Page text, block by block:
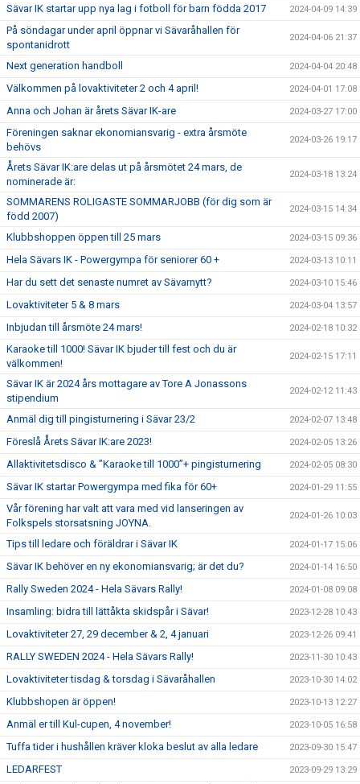
Sävar IK startar upp nya lag i fotboll för barn födda 2017 2024-04-09 14:39
På söndagar under april öppnar vi Sävaråhallen för
spontanidrott
2024-04-06 21:37
Next generation handboll 2024-04-04 20:48
Välkommen på lovaktiviteter 2 och 4 april! 2024-04-01 17:08
Anna och Johan är årets Sävar IK-are 2024-03-27 17:00
Föreningen saknar ekonomiansvarig - extra årsmöte
behövs
2024-03-26 19:17
Årets Sävar IK:are delas ut på årsmötet 24 mars, de
nominerade är:
2024-03-18 13:24
SOMMARENS ROLIGASTE SOMMARJOBB (för dig som är
född 2007)
2024-03-15 14:34
Klubbshoppen öppen till 25 mars 2024-03-15 09:36
Hela Sävars IK - Powergympa för seniorer 60 + 2024-03-13 10:11
Har du sett det senaste numret av Sävarnytt? 2024-03-10 15:46
Lovaktiviteter 5 & 8 mars 2024-03-04 13:57
Inbjudan till årsmöte 24 mars! 2024-02-18 10:32
Karaoke till 1000! Sävar IK bjuder till fest och du är
välkommen!
2024-02-15 17:11
Sävar IK är 2024 års mottagare av Tore A Jonassons
stipendium
2024-02-12 11:43
Anmäl dig till pingisturnering i Sävar 23/2 2024-02-07 13:48
Föreslå Årets Sävar IK:are 2023! 2024-02-05 13:26
Allaktivitetsdisco & ”Karaoke till 1000”+ pingisturnering 2024-02-05 08:30
Sävar IK startar Powergympa med fika för 60+ 2024-01-29 11:55
Vår förening har valt att vara med vid lanseringen av
Folkspels storsatsning JOYNA.
2024-01-26 10:03
Tips till ledare och föräldrar i Sävar IK 2024-01-17 15:06
Sävar IK behöver en ny ekonomiansvarig; är det du? 2024-01-14 16:50
Rally Sweden 2024 - Hela Sävars Rally! 2024-01-08 09:08
Insamling: bidra till lättåkta skidspår i Sävar! 2023-12-28 10:43
Lovaktiviteter 27, 29 december & 2, 4 januari 2023-12-26 09:41
RALLY SWEDEN 2024 - Hela Sävars Rally! 2023-11-30 10:43
Lovaktiviteter tisdag & torsdag i Sävaråhallen 2023-10-30 14:02
Klubbshopen är öppen! 2023-10-13 12:27
Anmäl er till Kul-cupen, 4 november! 2023-10-05 16:58
Tuffa tider i hushållen kräver kloka beslut av alla ledare 2023-09-30 15:47
LEDARFEST 2023-09-29 13:29